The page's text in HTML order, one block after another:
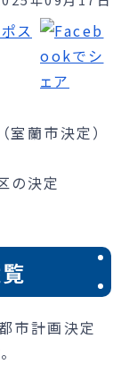
蘭市決定）
の決定
市計画決定